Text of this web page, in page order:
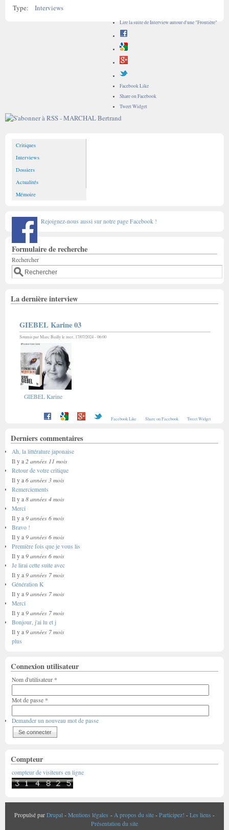
Type:
Interviews
Lire la suitede Interview autour d'une "Frontière"
Facebook Like
Share on Facebook
Tweet Widget
Critiques
Interviews
Dossiers
Actualités
Mémoire
Rejoignez-nous aussi sur notre page Facebook !
Formulaire de recherche
Rechercher
La dernière interview
GIEBEL Karine 03
Soumis parMarc Baillyle mer, 17/07/2024 - 06:00
GIEBEL Karine
Facebook Like Share on Facebook Tweet Widget
Derniers commentaires
Ah, la littérature japonaise
Il y a 2 années 11 mois
Retour de votre critique
Il y a 6 années 3 mois
Remerciements
Il y a 8 années 4 mois
Merci
Il y a 9 années 6 mois
Bravo !
Il y a 9 années 6 mois
Première fois que je vous lis
Il y a 9 années 6 mois
Je lirai cette suite avec
Il y a 9 années 7 mois
Génération K
Il y a 9 années 7 mois
Merci
Il y a 9 années 7 mois
Bonjour, j'ai lu et j
Il y a 9 années 7 mois
plus
Connexion utilisateur
Nom d'utilisateur *
Mot de passe *
Demander un nouveau mot de passe
Compteur
compteur de visiteurs en ligne
Propulsé par Drupal - Mentions légales - A propos du site - Participez! - Les liens -
Présentation du site